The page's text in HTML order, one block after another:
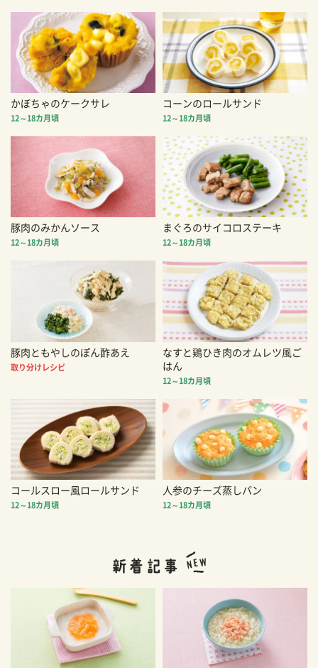
かぼちゃのケークサレ
12～18カ月頃
コーンのロールサンド
12～18カ月頃
豚肉のみかんソース
12～18カ月頃
まぐろのサイコロステーキ
12～18カ月頃
豚肉ともやしのぽん酢あえ
取り分けレシピ
なすと鶏ひき肉のオムレツ風ご
はん
12～18カ月頃
コールスロー風ロールサンド
12～18カ月頃
人参のチーズ蒸しパン
12～18カ月頃